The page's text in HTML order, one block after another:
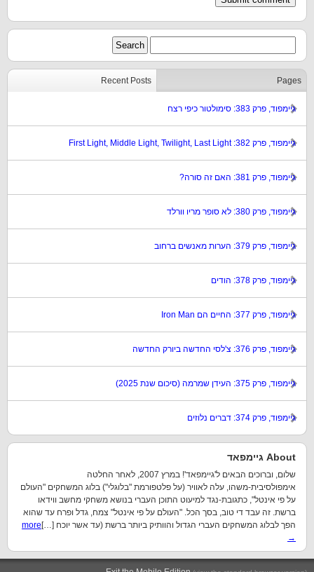
Recent Posts Pages
גיימפוד, פרק 383: סימולטור כיפי רצח
גיימפוד, פרק 382: First Light, Middle Light, Twilight, Last Light
גיימפוד, פרק 381: האם זה סורה?
גיימפוד, פרק 380: לא סופר מריו וורלד
גיימפוד, פרק 379: הערות מאנשים ברחוב
גיימפוד, פרק 378: הודים
גיימפוד, פרק 377: החיים הם Iron Man
גיימפוד, פרק 376: צ'לסי החדשה ביורק החדשה
גיימפוד, פרק 375: העידן שמרמה (סיכום שנת 2025)
גיימפוד, פרק 374: דברים נלוזים
About גיימפאד
שלום, וברוכים הבאים ל'גיימפאד'! במרץ 2007, לאחר החלטה
אימפולסיבית-משהו, עלה לאוויר (על פלטפורמת "בלוגלי") בלוג המשחקים "העולם
על פי אינטל", כתגובת-נגד למיעוט התוכן העברי בנושא משחקי מחשב ווידאו
ברשת. זה עבד די טוב, בסך הכל. "העולם על פי אינטל" צמח, גדל ופרח עד שהוא
הפך לבלוג המשחקים העברי הגדול והוותיק ביותר ברשת (עד אשר יוכח […] more
→